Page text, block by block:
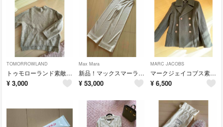
TOMORROWLAND
トゥモローランド素敵なセーター
¥ 3,000
Max Mara
新品！マックスマーラ ニットパンツ
¥ 53,000
MARC JACOBS
マークジェイコブス素敵なピーコート
¥ 6,500